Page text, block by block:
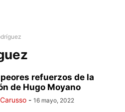
peores refuerzos de la
de Hugo Moyano
- 16 mayo, 2022